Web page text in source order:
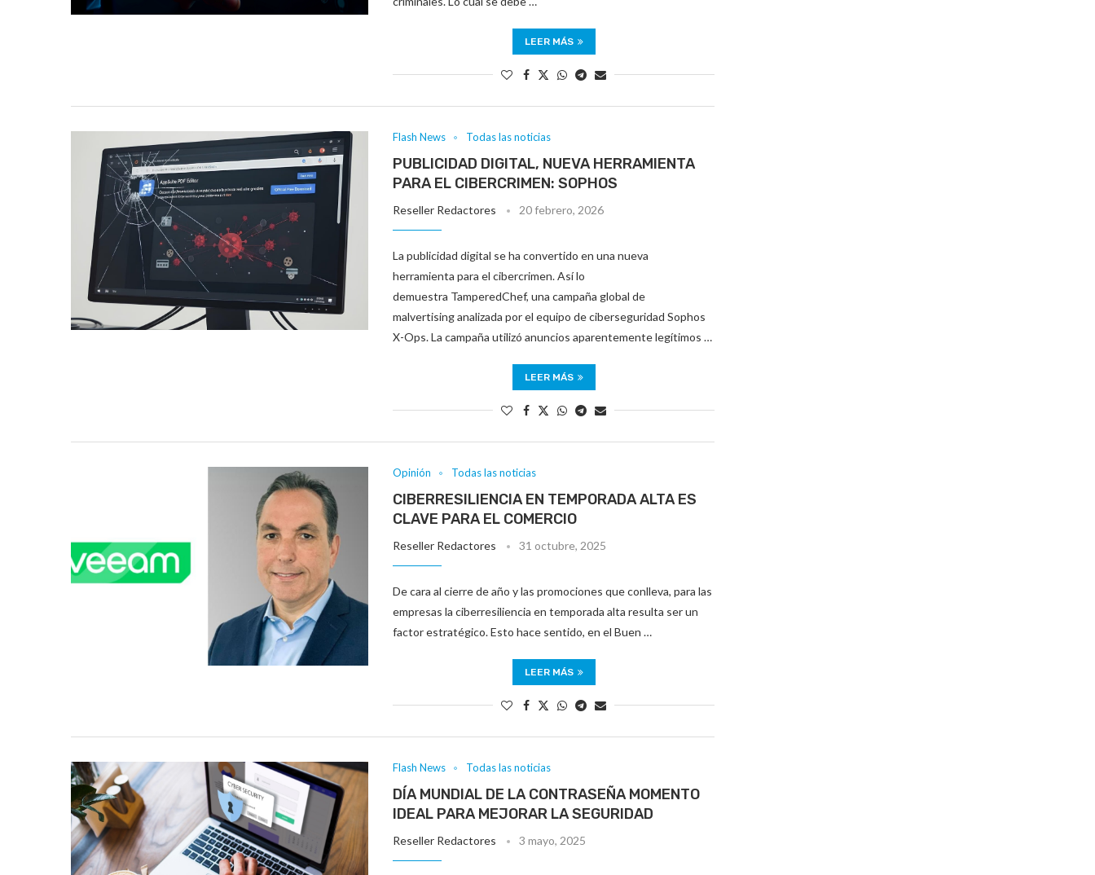
LEER MÁS
Flash News Todas las noticias
PUBLICIDAD DIGITAL, NUEVA HERRAMIENTA
PARA EL CIBERCRIMEN: SOPHOS
Reseller Redactores 20 febrero, 2026
La publicidad digital se ha convertido en una nueva
herramienta para el cibercrimen. Así lo
demuestra TamperedChef, una campaña global de
malvertising analizada por el equipo de ciberseguridad Sophos
X-Ops. La campaña utilizó anuncios aparentemente legítimos …
LEER MÁS
Opinión Todas las noticias
CIBERRESILIENCIA EN TEMPORADA ALTA ES
CLAVE PARA EL COMERCIO
Reseller Redactores 31 octubre, 2025
De cara al cierre de año y las promociones que conlleva, para las
empresas la ciberresiliencia en temporada alta resulta ser un
factor estratégico. Esto hace sentido, en el Buen …
LEER MÁS
Flash News Todas las noticias
DÍA MUNDIAL DE LA CONTRASEÑA MOMENTO
IDEAL PARA MEJORAR LA SEGURIDAD
Reseller Redactores 3 mayo, 2025